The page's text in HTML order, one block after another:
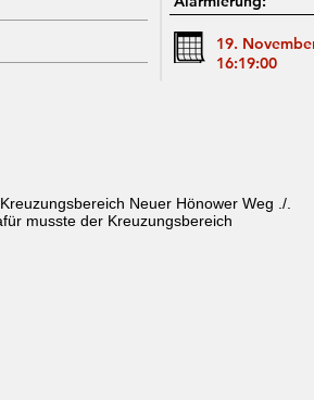
19.
16:19:00
Neuer Hönower Weg ./.
musste der Kreuzungsbereich